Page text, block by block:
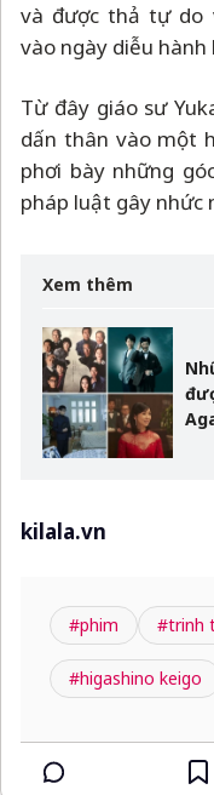
và được thả tự do
vào ngày diễu hành
Từ đây giáo sư
dấn thân vào một
phơi bày những
pháp luật gây nhức
Xem thêm
kilala.vn
#phim #trinh
#higashino keigo